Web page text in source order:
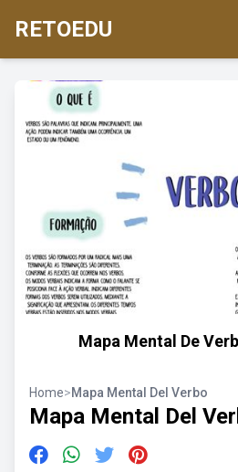
RETOEDU
Mapa Mental De
Home>Mapa Mental Del Verbo
Mapa Mental Del